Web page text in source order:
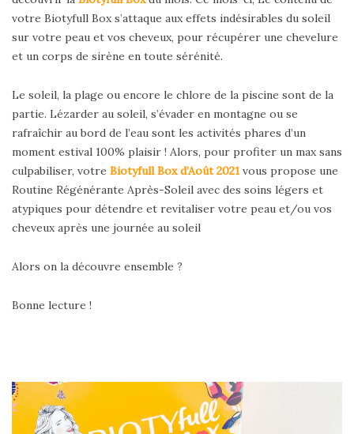
votre Biotyfull Box s’attaque aux effets indésirables du soleil
sur votre peau et vos cheveux, pour récupérer une chevelure
et un corps de sirène en toute sérénité.
Le soleil, la plage ou encore le chlore de la piscine sont de la
partie. Lézarder au soleil, s’évader en montagne ou se
rafraîchir au bord de l’eau sont les activités phares d’un
moment estival 100% plaisir ! Alors, pour profiter un max sans
culpabiliser, votre Biotyfull Box d’Août 2021 vous propose une
Routine Régénérante Après-Soleil avec des soins légers et
atypiques pour détendre et revitaliser votre peau et/ou vos
cheveux après une journée au soleil
Alors on la découvre ensemble ?
Bonne lecture !